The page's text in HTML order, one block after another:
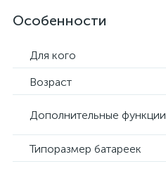
Особенности
Для кого
Возраст
Дополнительные функции
Типоразмер батареек